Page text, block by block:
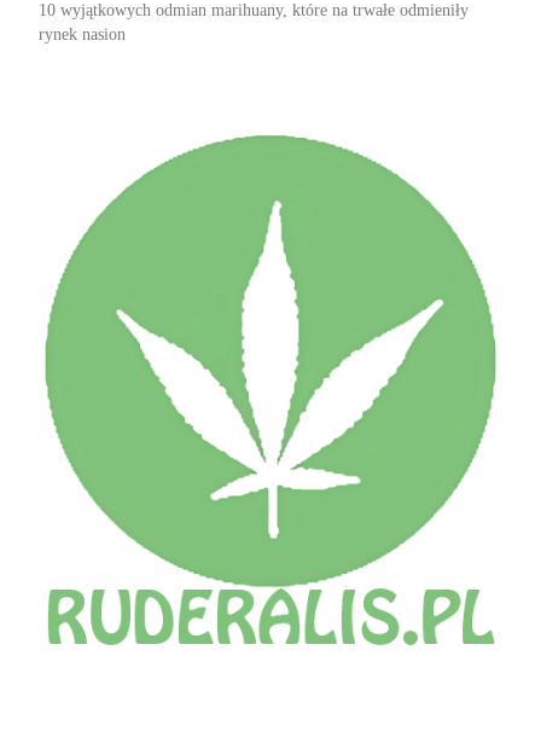
10 wyjątkowych odmian marihuany, które na trwałe odmieniły
rynek nasion